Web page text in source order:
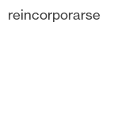
reincorporarse